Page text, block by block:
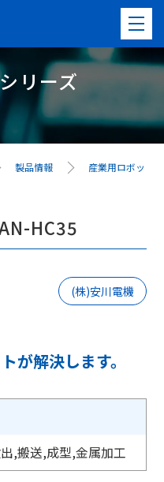
窓口
リーズ
製品情報 産業用ロボット
HC35
(株)安川電機
が解決します。
,搬送,成型,金属加工